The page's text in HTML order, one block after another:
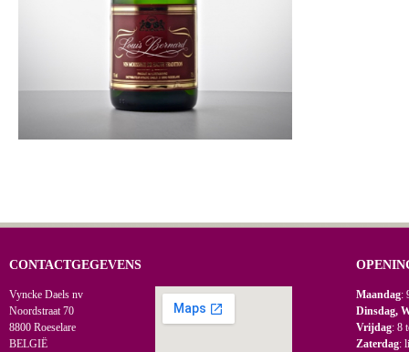
CONTACTGEGEVENS
Vyncke Daels nv
Noordstraat 70
8800 Roeselare
BELGIË
Maandag:
Dinsdag,
Vrijdag: 8
Zaterdag: